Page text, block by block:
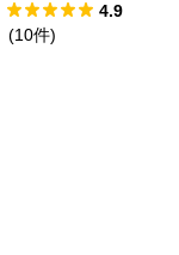
4.9
(10件)